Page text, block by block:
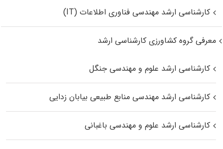
کارشناسی ارشد مهندسی فناوری اطلاعات (IT)
معرفی گروه کشاورزی کارشناسی ارشد
کارشناسی ارشد علوم و مهندسی جنگل
کارشناسی ارشد مهندسی منابع طبیعی بیابان زدایی
کارشناسی ارشد علوم و مهندسی باغبانی